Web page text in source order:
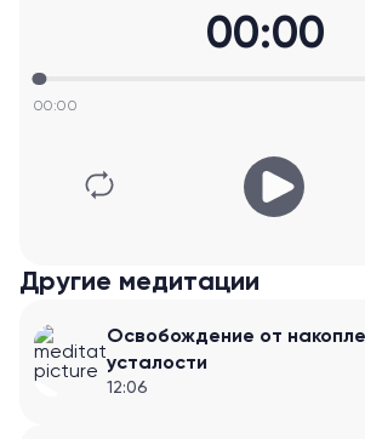
00:00
00:00
Другие медитации
Освобождение от
усталости
12:06